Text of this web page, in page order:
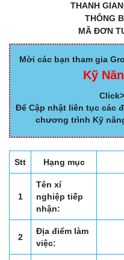
THANH
THÔNG
MÃ ĐƠN
Mời các bạn tham gia
Kỹ
Để Cập nhật liên tục các
chương trình Kỹ
Stt Hạng mục
1
Tên xí
nghiệp tiếp
nhận:
2
Địa điểm làm
việc: